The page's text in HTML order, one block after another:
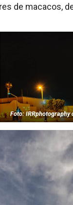
de macacos,
Foto: IRRphotography